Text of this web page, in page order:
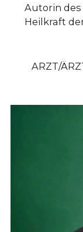
Autorin des
Heilkraft
ARZT/